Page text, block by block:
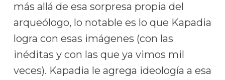
más allá de esa sorpresa propia del
arqueólogo, lo notable es lo que Kapadia
logra con esas imágenes (con las
inéditas y con las que ya vimos mil
veces). Kapadia le agrega ideología a esa